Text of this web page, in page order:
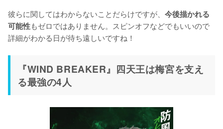
彼らに関してはわからないことだらけですが、 今後描かれる
可能性もゼロではありません。スピンオフなどでもいいので
詳細がわかる日が待ち遠しいですね！
『WIND BREAKER』四天王は梅宮を支え
る最強の4人